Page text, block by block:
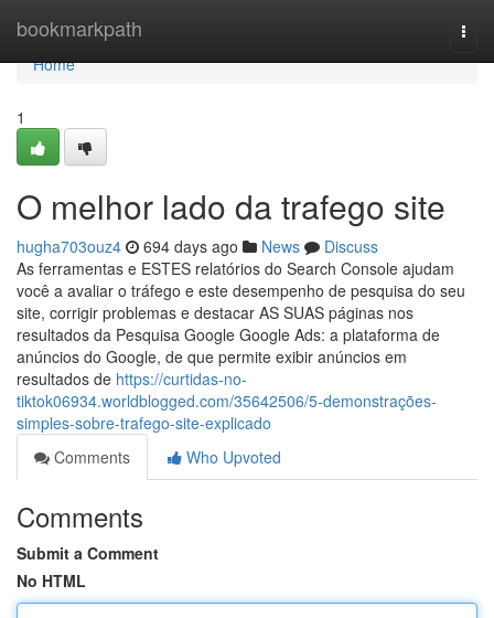
bookmarkpath
Home
Home
1
O melhor lado da trafego site
hugha703ouz4 694 days ago News
Discuss
As ferramentas e ESTES relatórios do Search Console ajudam
você a avaliar o tráfego e este desempenho de pesquisa do seu
site, corrigir problemas e destacar AS SUAS páginas nos
resultados da Pesquisa Google Google Ads: a plataforma de
anúncios do Google, de que permite exibir anúncios em
resultados de https://curtidas-no-
tiktok06934.worldblogged.com/35642506/5-demonstrações-
simples-sobre-trafego-site-explicado
Comments
Who Upvoted
Comments
Submit a Comment
No HTML